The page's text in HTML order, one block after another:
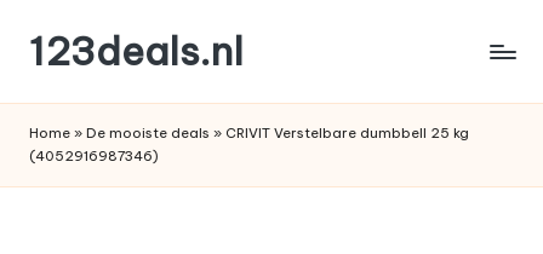
de
inhoud
123deals.nl
deals
Home » De mooiste deals » CRIVIT Verstelbare dumbbell 25 kg
(4052916987346)